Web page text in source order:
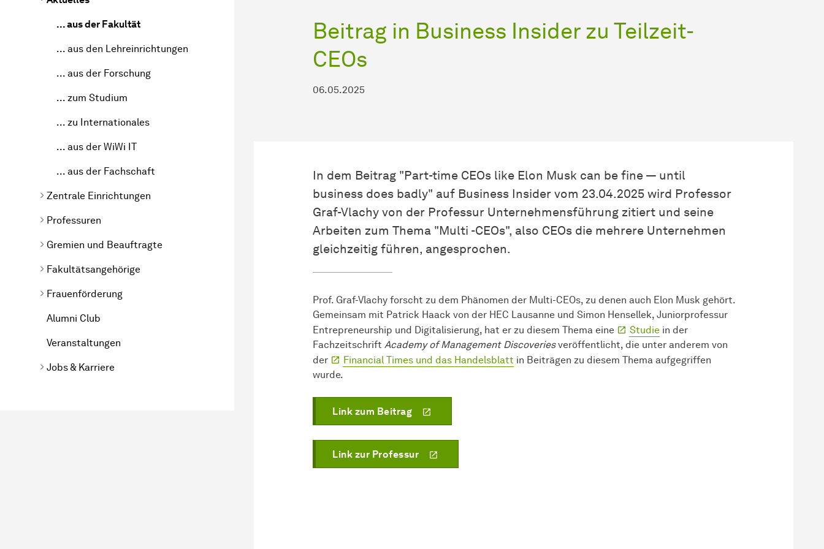
... aus der Fakultät
... aus den Lehreinrichtungen
... aus der Forschung
... zum Studium
... zu Internationales
... aus der WiWi IT
... aus der Fachschaft
Zentrale Einrichtungen
Professuren
Gremien und Beauftragte
Fakultätsangehörige
Frauenförderung
Alumni Club
Veranstaltungen
Jobs & Karriere
Beitrag in Business Insider zu Teilzeit-
CEOs
06.05.2025
In dem Beitrag "Part-time CEOs like Elon Musk can be fine — until
business does badly" auf Business Insider vom 23.04.2025 wird Professor
Graf-Vlachy von der Professur Unter­nehmens­führung zitiert und seine
Arbeiten zum Thema "Multi -CEOs", also CEOs die mehrere Unternehmen
gleichzeitig führen, angesprochen.
Prof. Graf-Vlachy forscht zu dem Phänomen der Multi-CEOs, zu denen auch Elon Musk gehört.
Gemeinsam mit Patrick Haack von der HEC Lausanne und Simon Hensellek, Juniorprofessur
Entrepreneurship und Digitalisierung, hat er zu diesem Thema eine
Studie in der
Fachzeitschrift Academy of Management Discoveriesveröffentlicht, die unter anderem von
der
Financial Times und das Handelsblatt in Beiträgen zu diesem Thema aufgegriffen
wurde.
Link zum Beitrag
Link zur Professur